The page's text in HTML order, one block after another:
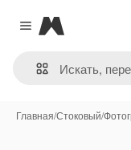
Close menu
Magnific
Главная/Стоковый/